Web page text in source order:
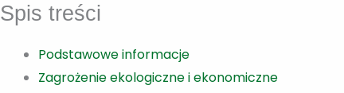
Spis treści
Podstawowe informacje
Zagrożenie ekologiczne i ekonomiczne